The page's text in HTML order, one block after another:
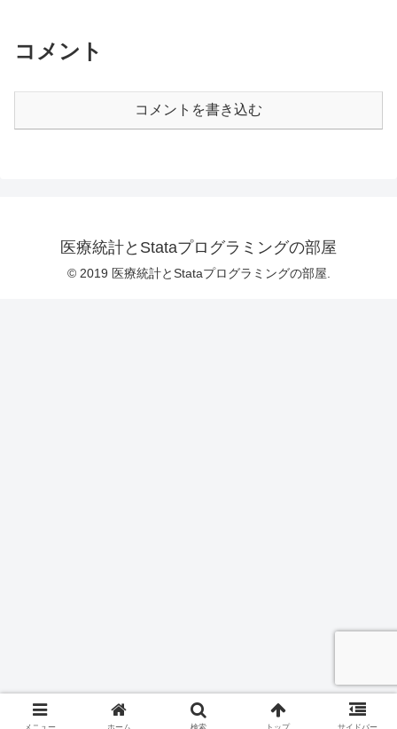
コメント
コメントを書き込む
医療統計とStataプログラミングの部屋
© 2019 医療統計とStataプログラミングの部屋.
メニュー ホーム 検索 トップ サイドバー